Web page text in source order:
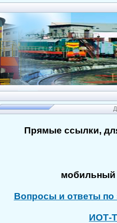
Прямые ссылки,
мобильный
Вопросы и ответы по
ИОТ-